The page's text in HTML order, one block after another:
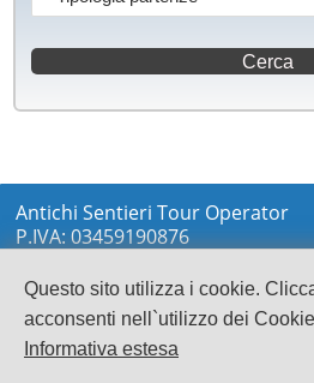
Questo sito utilizza i cookie.
acconsenti nell`utilizzo dei
Informativa estesa
Antichi Sentieri Tour Operator
P.IVA: 03459190876
LOCRI
0964233148
info@antichisentieri.it